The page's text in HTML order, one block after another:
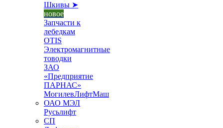
Шкивы ➤
новое
Запчасти к
лебедкам
OTIS
Электромагнитные
товодки
ЗАО
«Предприятие
ПАРНАС»
МогилевЛифтМаш
ОАО МЭЛ
Русьлифт
СП